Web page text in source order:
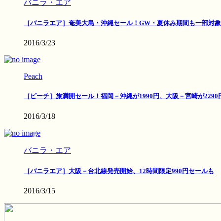
バニラ・エア
［バニラエア］奄美大島・沖縄セール！GW・夏休み期間も一部対象
2016/3/23
Peach
［ピーチ］旅満開セール！福岡－沖縄が1990円、大阪－宮崎が2290
2016/3/18
バニラ・エア
［バニラエア］大阪－台北線発売開始、12時間限定990円セールも
2016/3/15